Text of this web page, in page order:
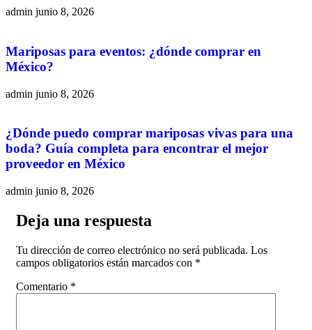
admin junio 8, 2026
Mariposas para eventos: ¿dónde comprar en
México?
admin junio 8, 2026
¿Dónde puedo comprar mariposas vivas para una
boda? Guía completa para encontrar el mejor
proveedor en México
admin junio 8, 2026
Deja una respuesta
Tu dirección de correo electrónico no será publicada. Los
campos obligatorios están marcados con *
Comentario *